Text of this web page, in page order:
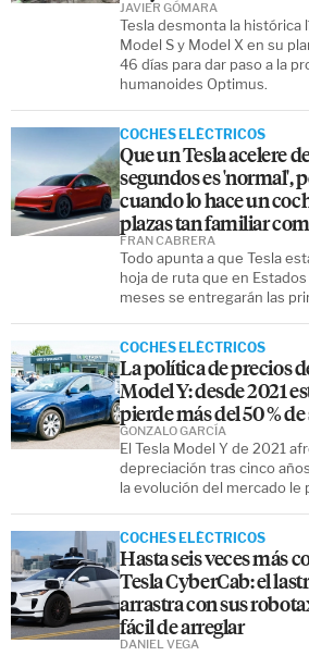
Tesla desmonta la histórica
Model S y Model X en su
46 días para dar paso a la
humanoides Optimus.
JAVIER GÓMARA
COCHES ELÉCTRICOS
Que un Tesla acelere
segundos es 'normal',
cuando lo hace un
plazas tan familiar
Todo apunta a que Tesla
hoja de ruta que en
meses se entregarán las
FRAN CABRERA
COCHES ELÉCTRICOS
La política de precios
Model Y: desde 2021
pierde más del 50 %
El Tesla Model Y de 2021
depreciación tras cinco
la evolución del mercado le
GONZALO GARCÍA
COCHES ELÉCTRICOS
Hasta seis veces más
Tesla CyberCab: el
arrastra con sus
fácil de arreglar
DANIEL VEGA